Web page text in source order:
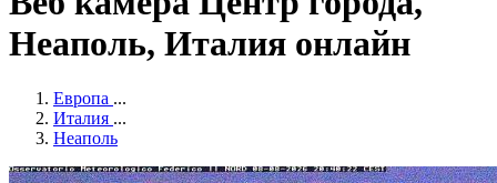
Неаполь, Италия онлайн
Европа ...
Италия ...
Неаполь